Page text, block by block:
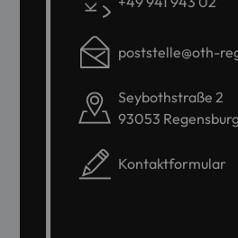
poststelle@oth-
Seybothstraße 2
93053
Kontaktformular